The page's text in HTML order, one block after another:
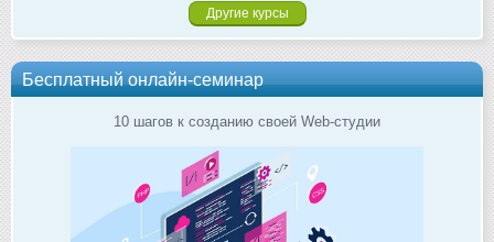
Другие курсы
Бесплатный онлайн-семинар
10 шагов к созданию своей Web-студии